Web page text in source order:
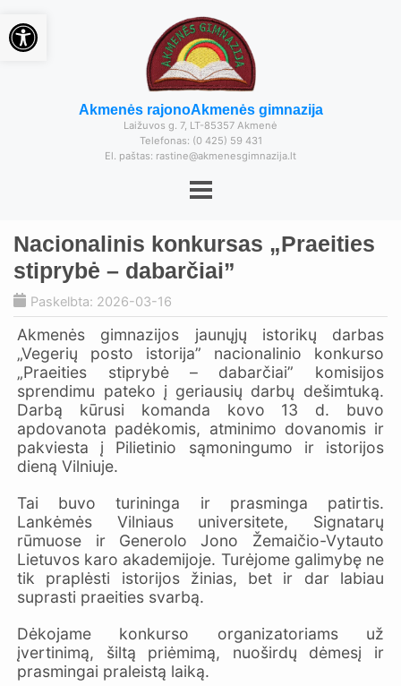
Akmenės rajonoAkmenės gimnazija
Laižuvos g. 7, LT-85357 Akmenė
Telefonas: (0 425) 59 431
El. paštas: rastine@akmenesgimnazija.lt
Nacionalinis konkursas „Praeities
stiprybė – dabarčiai”
Paskelbta: 2026-03-16
Akmenės gimnazijos jaunųjų istorikų darbas
„Vegerių posto istorija” nacionalinio konkurso
„Praeities stiprybė – dabarčiai” komisijos
sprendimu pateko į geriausių darbų dešimtuką.
Darbą kūrusi komanda kovo 13 d. buvo
apdovanota padėkomis, atminimo dovanomis ir
pakviesta į Pilietinio sąmoningumo ir istorijos
dieną Vilniuje.
Tai buvo turininga ir prasminga patirtis.
Lankėmės Vilniaus universitete, Signatarų
rūmuose ir Generolo Jono Žemaičio-Vytauto
Lietuvos karo akademijoje. Turėjome galimybę ne
tik praplėsti istorijos žinias, bet ir dar labiau
suprasti praeities svarbą.
Dėkojame konkurso organizatoriams už
įvertinimą, šiltą priėmimą, nuoširdų dėmesį ir
prasmingai praleistą laiką.
Open toolbar